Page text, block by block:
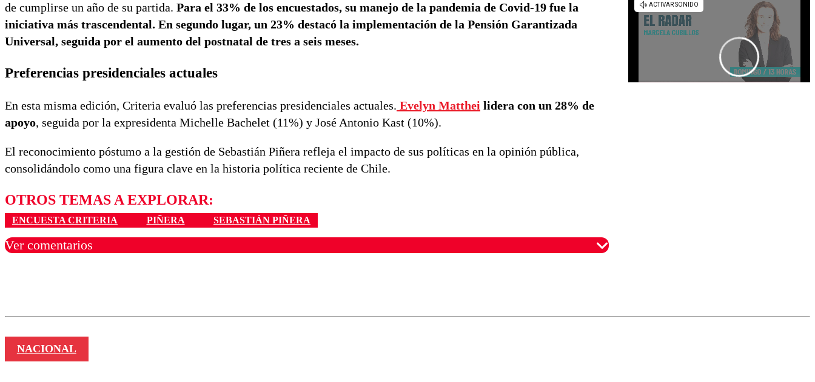
de cumplirse un año de su partida. Para el 33% de los encuestados, su manejo de la pandemia de Covid-19 fue la
iniciativa más trascendental. En segundo lugar, un 23% destacó la implementación de la Pensión Garantizada
Universal, seguida por el aumento del postnatal de tres a seis meses.
Preferencias presidenciales actuales
En esta misma edición, Criteria evaluó las preferencias presidenciales actuales. Evelyn Matthei lidera con un 28% de
apoyo, seguida por la expresidenta Michelle Bachelet (11%) y José Antonio Kast (10%).
El reconocimiento póstumo a la gestión de Sebastián Piñera refleja el impacto de sus políticas en la opinión pública,
consolidándolo como una figura clave en la historia política reciente de Chile.
OTROS TEMAS A EXPLORAR:
ENCUESTA CRITERIA PIÑERA SEBASTIÁN PIÑERA
Ver comentarios
NACIONAL